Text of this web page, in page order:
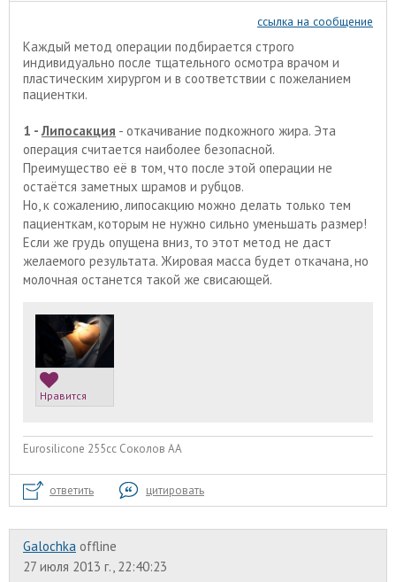
ссылка на сообщение
Каждый метод операции подбирается строго
индивидуально после тщательного осмотра врачом и
пластическим хирургом и в соответствии с пожеланием
пациентки.
1 -Липосакция - откачивание подкожного жира. Эта
операция считается наиболее безопасной.
Преимущество её в том, что после этой операции не
остаётся заметных шрамов и рубцов.
Но, к сожалению, липосакцию можно делать только тем
пациенткам, которым не нужно сильно уменьшать размер!
Если же грудь опущена вниз, то этот метод не даст
желаемого результата. Жировая масса будет откачана, но
молочная останется такой же свисающей.
Нравится
Eurosilicone 255cc Соколов АА
ответить цитировать
Galochka offline
27 июля 2013 г., 22:40:23